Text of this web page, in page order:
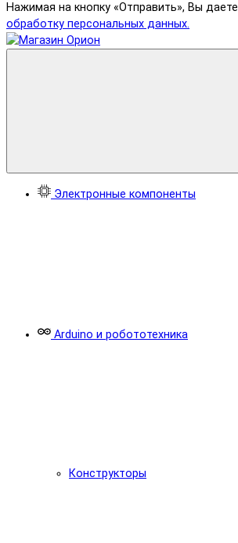
Нажимая на кнопку «Отправить», Вы даете
обработку персональных данных.
Электронные компоненты
Arduino и робототехника
Конструкторы